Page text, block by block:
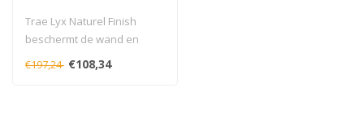
Trae Lyx Naturel Finish
beschermt de wand en
geeft deze een ultra matte
uitstral..
€197,24 €108,34